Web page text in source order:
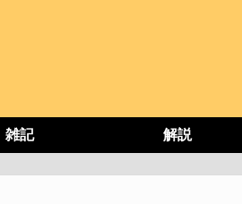
雑記 解説